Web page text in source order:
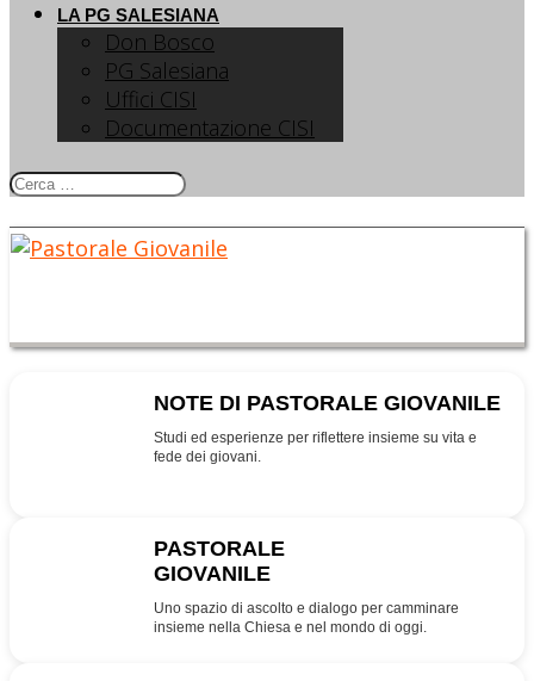
LA PG SALESIANA
Don Bosco
PG Salesiana
Uffici CISI
Documentazione CISI
NOTE DI PASTORALE GIOVANILE
Studi ed esperienze per riflettere insieme su vita e
fede dei giovani.
PASTORALE
GIOVANILE
Uno spazio di ascolto e dialogo per camminare
insieme nella Chiesa e nel mondo di oggi.